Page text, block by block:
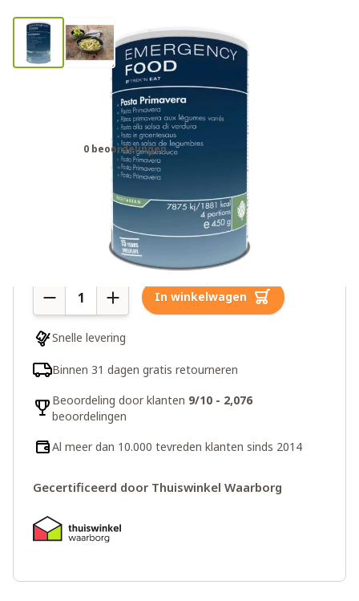
Trek'n Eat pasta primavera
noodrantsoen
0 beoordelingen
Meer dan 10 op voorraad
Aantal In winkelwagen
Snelle levering
Binnen 31 dagen gratis retourneren
Beoordeling door klanten 9/10 - 2,076
beoordelingen
Al meer dan 10.000 tevreden klanten sinds 2014
Gecertificeerd door Thuiswinkel Waarborg